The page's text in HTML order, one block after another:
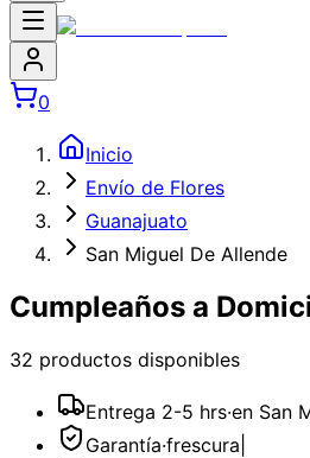
0
Inicio
Envío de Flores
Guanajuato
San Miguel De Allende
Cumpleaños a
32 productos disponibles
Entrega 2-5 hrs·en San
Garantía·frescura